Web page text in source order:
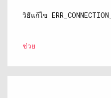
วิธีแก้ไข
ช่วย